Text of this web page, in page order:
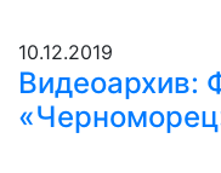
10.12.2019
Видеоархив: